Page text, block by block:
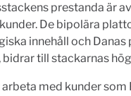
prestanda är
De bipolära
innehåll och Danas
bidrar till stackarnas
med kunder som